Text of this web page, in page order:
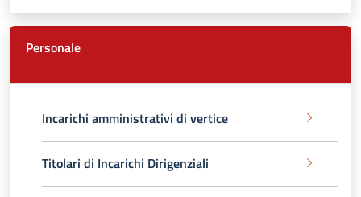
Personale
Incarichi amministrativi di vertice
Titolari di Incarichi Dirigenziali